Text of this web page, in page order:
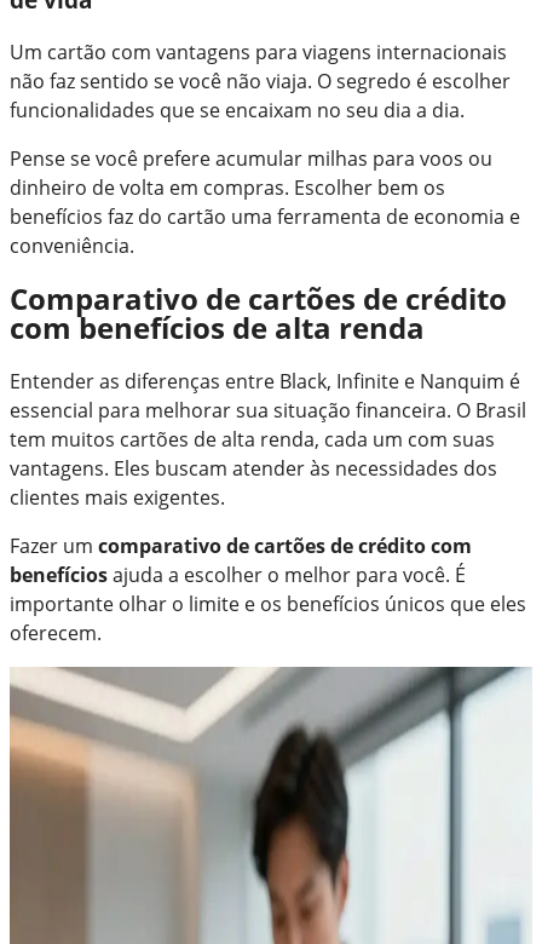
Um cartão com vantagens para viagens internacionais
não faz sentido se você não viaja. O segredo é escolher
funcionalidades que se encaixam no seu dia a dia.
Pense se você prefere acumular milhas para voos ou
dinheiro de volta em compras. Escolher bem os
benefícios faz do cartão uma ferramenta de economia e
conveniência.
Comparativo de cartões de crédito
com benefícios de alta renda
Entender as diferenças entre Black, Infinite e Nanquim é
essencial para melhorar sua situação financeira. O Brasil
tem muitos cartões de alta renda, cada um com suas
vantagens. Eles buscam atender às necessidades dos
clientes mais exigentes.
Fazer um comparativo de cartões de crédito com
benefíciosajuda a escolher o melhor para você. É
importante olhar o limite e os benefícios únicos que eles
oferecem.